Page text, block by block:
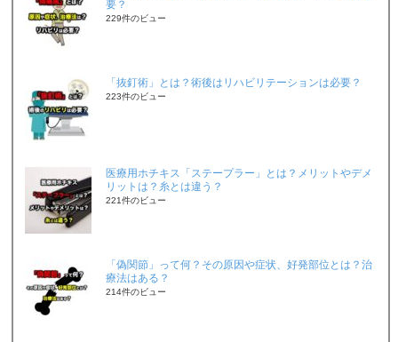
要？
229件のビュー
「抜釘術」とは？術後はリハビリテーションは必要？
223件のビュー
医療用ホチキス「ステープラー」とは？メリットやデメ
リットは？糸とは違う？
221件のビュー
「偽関節」って何？その原因や症状、好発部位とは？治
療法はある？
214件のビュー